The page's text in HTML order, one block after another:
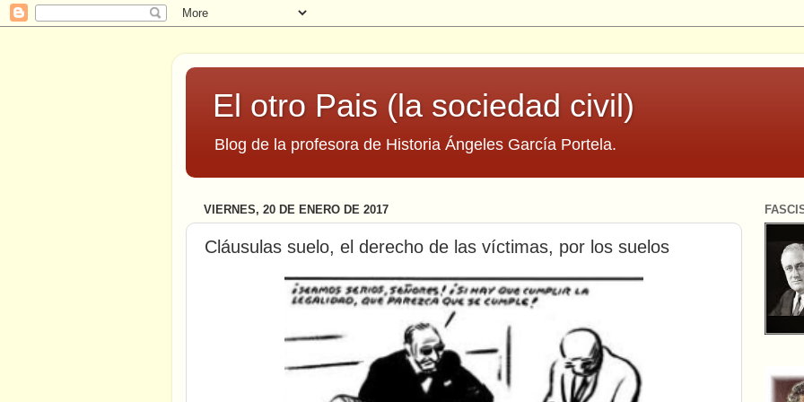
El otro Pais (la sociedad civil)
Blog de la profesora de Historia Ángeles García Portela.
VIERNES, 20 DE ENERO DE 2017
Cláusulas suelo, el derecho de las víctimas, por los suelos